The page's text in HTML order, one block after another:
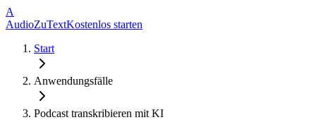
A
AudioZuTextKostenlos starten
Start
Anwendungsfälle
Podcast transkribieren mit KI